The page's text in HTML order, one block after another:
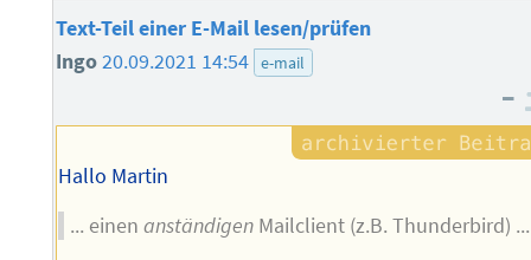
Text-Teil einer E-Mail lesen/prüfen
Ingo20.09.2021 14:54 e-mail
–
Hallo Martin
... einenanständigen Mailclient (z.B. Thunderbird) ...